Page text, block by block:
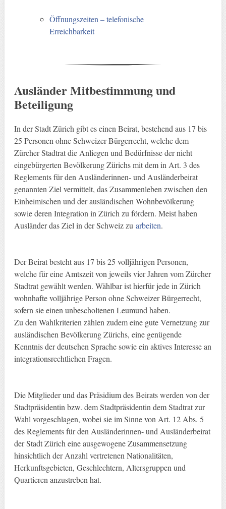
Öffnungszeiten – telefonische
Erreichbarkeit
Ausländer Mitbestimmung und
Beteiligung
In der Stadt Zürich gibt es einen Beirat, bestehend aus 17 bis
25 Personen ohne Schweizer Bürgerrecht, welche dem
Zürcher Stadtrat die Anliegen und Bedürfnisse der nicht
eingebürgerten Bevölkerung Zürichs mit dem in Art. 3 des
Reglements für den Ausländerinnen- und Ausländerbeirat
genannten Ziel vermittelt, das Zusammenleben zwischen den
Einheimischen und der ausländischen Wohnbevölkerung
sowie deren Integration in Zürich zu fördern. Meist haben
Ausländer das Ziel in der Schweiz zu arbeiten.
Der Beirat besteht aus 17 bis 25 volljährigen Personen,
welche für eine Amtszeit von jeweils vier Jahren vom Zürcher
Stadtrat gewählt werden. Wählbar ist hierfür jede in Zürich
wohnhafte volljährige Person ohne Schweizer Bürgerrecht,
sofern sie einen unbescholtenen Leumund haben.
Zu den Wahlkriterien zählen zudem eine gute Vernetzung zur
ausländischen Bevölkerung Zürichs, eine genügende
Kenntnis der deutschen Sprache sowie ein aktives Interesse an
integrationsrechtlichen Fragen.
Die Mitglieder und das Präsidium des Beirats werden von der
Stadtpräsidentin bzw. dem Stadtpräsidentin dem Stadtrat zur
Wahl vorgeschlagen, wobei sie im Sinne von Art. 12 Abs. 5
des Reglements für den Ausländerinnen- und Ausländerbeirat
der Stadt Zürich eine ausgewogene Zusammensetzung
hinsichtlich der Anzahl vertretenen Nationalitäten,
Herkunftsgebieten, Geschlechtern, Altersgruppen und
Quartieren anzustreben hat.